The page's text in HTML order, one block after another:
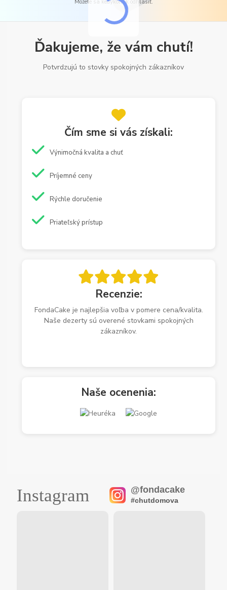
Môžete sa kedykoľvek odhlásiť.
Ďakujeme, že vám chutí!
Potvrdzujú to stovky spokojných zákazníkov
Čím sme si vás získali:
Výnimočná kvalita a chuť
Príjemné ceny
Rýchle doručenie
Priateľský prístup
Recenzie:
FondaCake je najlepšia voľba v pomere cena/kvalita.
Naše dezerty sú overené stovkami spokojných
zákazníkov.
Naše ocenenia:
Instagram @fondacake
#chutdomova